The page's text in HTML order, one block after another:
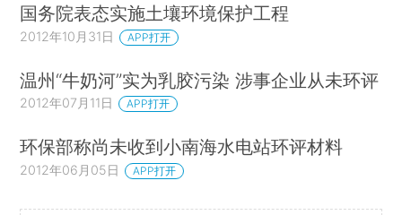
国务院表态实施土壤环境保护工程
2012年10月31日 APP打开
温州“牛奶河”实为乳胶污染 涉事企业从未环评
2012年07月11日 APP打开
环保部称尚未收到小南海水电站环评材料
2012年06月05日 APP打开